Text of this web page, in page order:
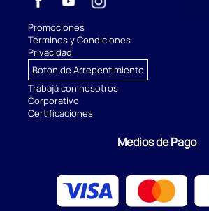
Promociones
Términos y Condiciones
Privacidad
Botón de Arrepentimiento
Trabajá con nosotros
Corporativo
Certificaciones
Medios de Pago